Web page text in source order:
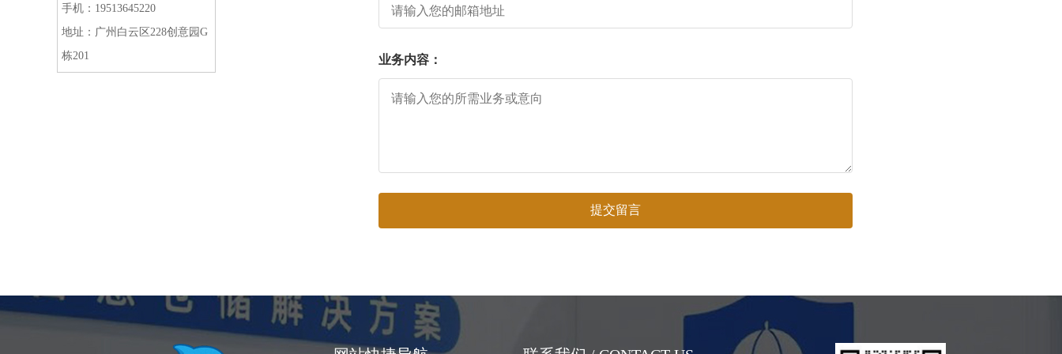
手机：19513645220
地址：广州白云区228创意园G
栋201
业务内容：
提交留言